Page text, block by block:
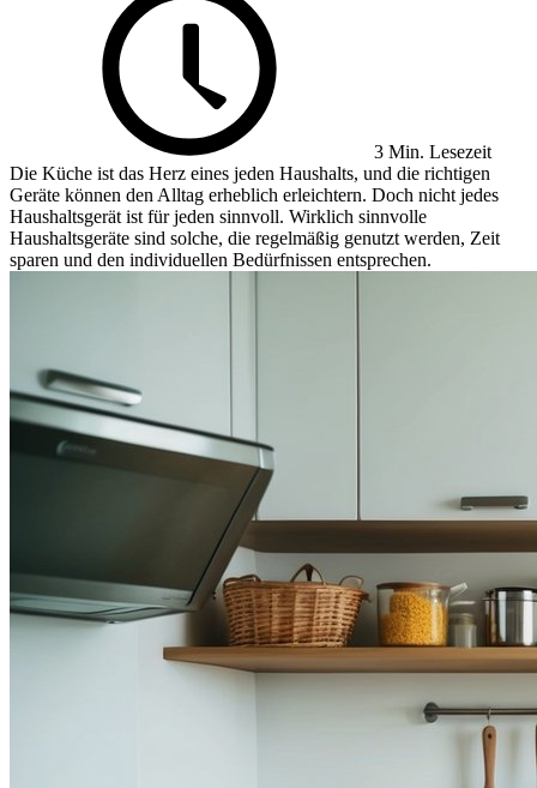
3 Min. Lesezeit
Die Küche ist das Herz eines jeden Haushalts, und die richtigen
Geräte können den Alltag erheblich erleichtern. Doch nicht jedes
Haushaltsgerät ist für jeden sinnvoll. Wirklich sinnvolle
Haushaltsgeräte sind solche, die regelmäßig genutzt werden, Zeit
sparen und den individuellen Bedürfnissen entsprechen.